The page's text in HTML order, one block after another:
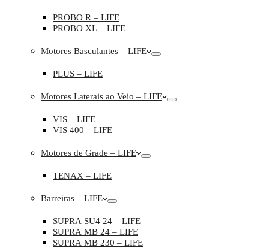
PROBO R – LIFE
PROBO XL – LIFE
Motores Basculantes – LIFE
PLUS – LIFE
Motores Laterais ao Veio – LIFE
VIS – LIFE
VIS 400 – LIFE
Motores de Grade – LIFE
TENAX – LIFE
Barreiras – LIFE
SUPRA SU4 24 – LIFE
SUPRA MB 24 – LIFE
SUPRA MB 230 – LIFE